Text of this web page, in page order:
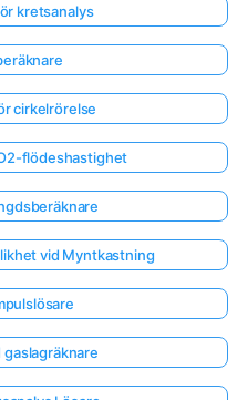
kretsanalys
cirkelrörelse
flödeshastighet
vid Myntkastning